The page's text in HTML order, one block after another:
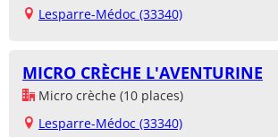
Lesparre-Médoc (33340)
MICRO CRÈCHE L'AVENTURINE
Micro crèche (10 places)
Lesparre-Médoc (33340)